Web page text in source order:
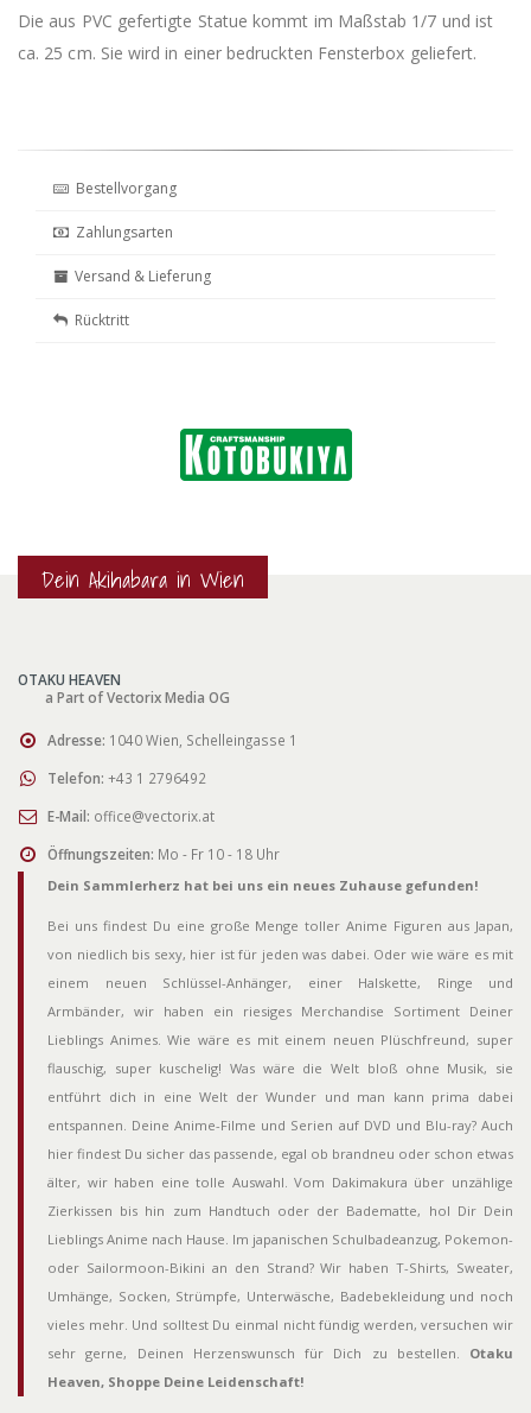
Die aus PVC gefertigte Statue kommt im Maßstab 1/7 und ist
ca. 25 cm. Sie wird in einer bedruckten Fensterbox geliefert.
Bestellvorgang
Zahlungsarten
Versand & Lieferung
Rücktritt
Dein Akihabara in Wien
OTAKU HEAVEN
a Part of Vectorix Media OG
Adresse: 1040 Wien, Schelleingasse 1
Telefon: +43 1 2796492
E-Mail: office@vectorix.at
Öffnungszeiten: Mo - Fr 10 - 18 Uhr
Dein Sammlerherz hat bei uns ein neues Zuhause gefunden!
Bei uns findest Du eine große Menge toller Anime Figuren aus Japan,
von niedlich bis sexy, hier ist für jeden was dabei. Oder wie wäre es mit
einem neuen Schlüssel-Anhänger, einer Halskette, Ringe und
Armbänder, wir haben ein riesiges Merchandise Sortiment Deiner
Lieblings Animes. Wie wäre es mit einem neuen Plüschfreund, super
flauschig, super kuschelig! Was wäre die Welt bloß ohne Musik, sie
entführt dich in eine Welt der Wunder und man kann prima dabei
entspannen. Deine Anime-Filme und Serien auf DVD und Blu-ray? Auch
hier findest Du sicher das passende, egal ob brandneu oder schon etwas
älter, wir haben eine tolle Auswahl. Vom Dakimakura über unzählige
Zierkissen bis hin zum Handtuch oder der Badematte, hol Dir Dein
Lieblings Anime nach Hause. Im japanischen Schulbadeanzug, Pokemon-
oder Sailormoon-Bikini an den Strand? Wir haben T-Shirts, Sweater,
Umhänge, Socken, Strümpfe, Unterwäsche, Badebekleidung und noch
vieles mehr. Und solltest Du einmal nicht fündig werden, versuchen wir
sehr gerne, Deinen Herzenswunsch für Dich zu bestellen. Otaku
Heaven, Shoppe Deine Leidenschaft!